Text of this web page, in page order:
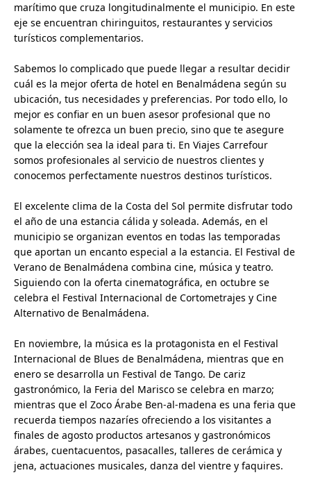
marítimo que cruza longitudinalmente el municipio. En este
eje se encuentran chiringuitos, restaurantes y servicios
turísticos complementarios.
Sabemos lo complicado que puede llegar a resultar decidir
cuál es la mejor oferta de hotel en Benalmádena según su
ubicación, tus necesidades y preferencias. Por todo ello, lo
mejor es confiar en un buen asesor profesional que no
solamente te ofrezca un buen precio, sino que te asegure
que la elección sea la ideal para ti. En Viajes Carrefour
somos profesionales al servicio de nuestros clientes y
conocemos perfectamente nuestros destinos turísticos.
El excelente clima de la Costa del Sol permite disfrutar todo
el año de una estancia cálida y soleada. Además, en el
municipio se organizan eventos en todas las temporadas
que aportan un encanto especial a la estancia. El Festival de
Verano de Benalmádena combina cine, música y teatro.
Siguiendo con la oferta cinematográfica, en octubre se
celebra el Festival Internacional de Cortometrajes y Cine
Alternativo de Benalmádena.
En noviembre, la música es la protagonista en el Festival
Internacional de Blues de Benalmádena, mientras que en
enero se desarrolla un Festival de Tango. De cariz
gastronómico, la Feria del Marisco se celebra en marzo;
mientras que el Zoco Árabe Ben-al-madena es una feria que
recuerda tiempos nazaríes ofreciendo a los visitantes a
finales de agosto productos artesanos y gastronómicos
árabes, cuentacuentos, pasacalles, talleres de cerámica y
jena, actuaciones musicales, danza del vientre y faquires.